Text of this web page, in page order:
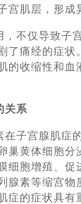
宫肌层，形成
，不仅导致子
了痛经的症状
的收缩性和血
关系
在子宫腺肌症
巢黄体细胞分
细胞增殖、促
腺素等缩宫物
症的症状具有